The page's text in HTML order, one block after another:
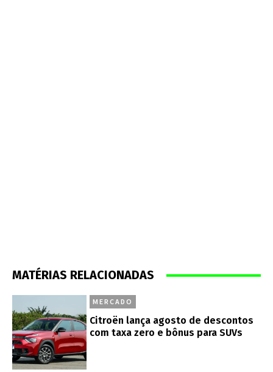
MATÉRIAS RELACIONADAS
MERCADO
Citroën lança agosto de descontos
com taxa zero e bônus para SUVs